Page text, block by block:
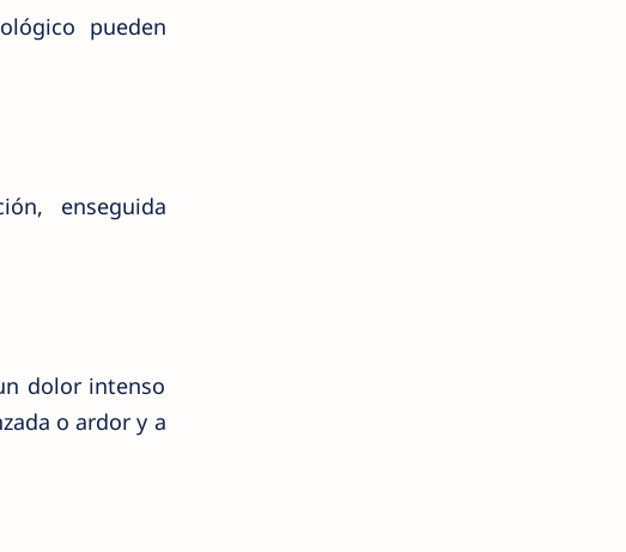
pueden
enseguida
dolor intenso
o ardor y a